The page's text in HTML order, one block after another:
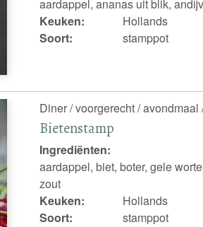
aardappel, ananas uit blik,
Keuken:
Hollands
Soort:
stamppot
Diner / voorgerecht /
Bietenstamp
Ingrediënten:
aardappel, biet, boter, gele
zout
Keuken:
Hollands
Soort:
stamppot